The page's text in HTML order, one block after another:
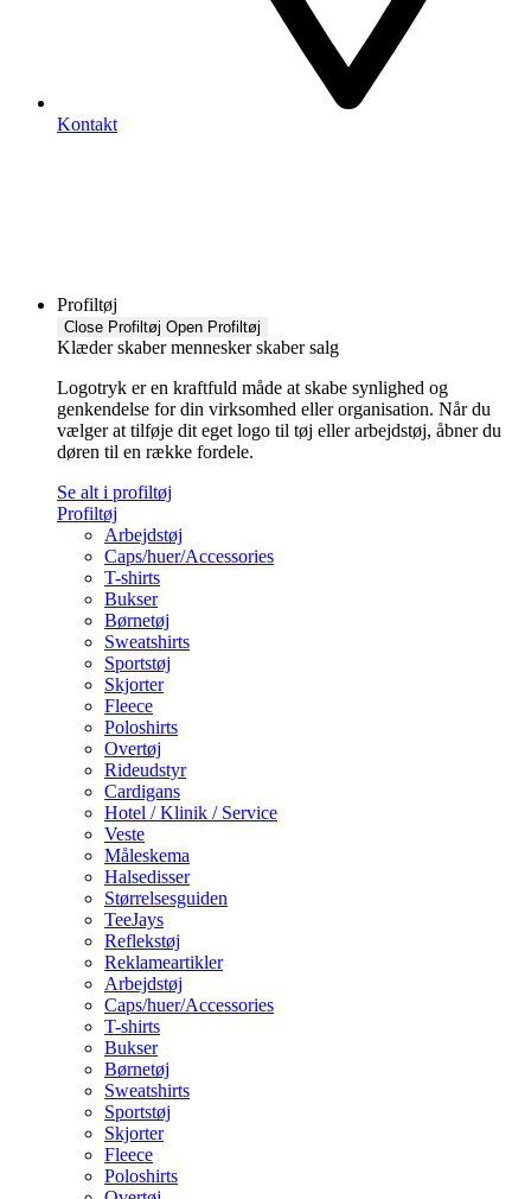
Kontakt
Profiltøj
Close Profiltøj Open Profiltøj
Klæder skaber mennesker skaber salg
Logotryk er en kraftfuld måde at skabe synlighed og
genkendelse for din virksomhed eller organisation. Når du
vælger at tilføje dit eget logo til tøj eller arbejdstøj, åbner du
døren til en række fordele.
Se alt i profiltøj
Profiltøj
Arbejdstøj
Caps/huer/Accessories
T-shirts
Bukser
Børnetøj
Sweatshirts
Sportstøj
Skjorter
Fleece
Poloshirts
Overtøj
Rideudstyr
Cardigans
Hotel / Klinik / Service
Veste
Måleskema
Halsedisser
Størrelsesguiden
TeeJays
Reflekstøj
Reklameartikler
Arbejdstøj
Caps/huer/Accessories
T-shirts
Bukser
Børnetøj
Sweatshirts
Sportstøj
Skjorter
Fleece
Poloshirts